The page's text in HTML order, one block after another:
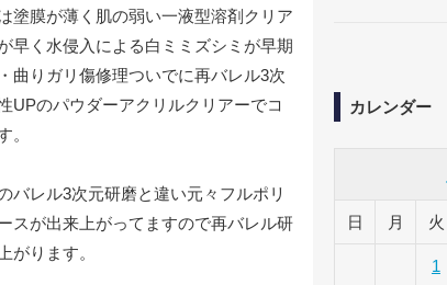
塗膜が薄く肌の弱い一液型溶剤クリア
早く水侵入による白ミミズシミが早期
曲りガリ傷修理ついでに再バレル3次
UPのパウダーアクリルクリアーでコ
。
バレル3次元研磨と違い元々フルポリ
スが出来上がってますので再バレル研
がります。
カレンダー
日 月 火
1